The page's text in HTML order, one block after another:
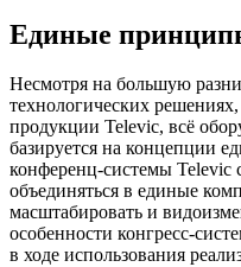
Единые
Несмотря на большую
технологических
продукции Televic, всё
базируется на концепции
конференц-системы Televic
объединяться в единые
масштабировать и
особенности конгресс-
в ходе использования